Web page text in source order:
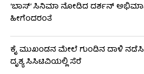
‘ಬಾಸ್’ ಸಿನಿಮಾ ನೋಡಿದ ದರ್ಶನ್
ಹೀಗೆಂದರಂತೆ
ಕೈ ಮುಖಂಡನ ಮೇಲೆ ಗುಂಡಿನ ದಾಳಿ
ದೃಶ್ಯ ಸಿಸಿಟಿವಿಯಲ್ಲಿ ಸೆರೆ